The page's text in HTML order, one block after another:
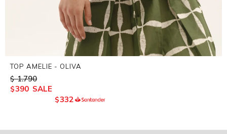
TOP AMELIE - OLIVA
$ 1.790
$390
$332